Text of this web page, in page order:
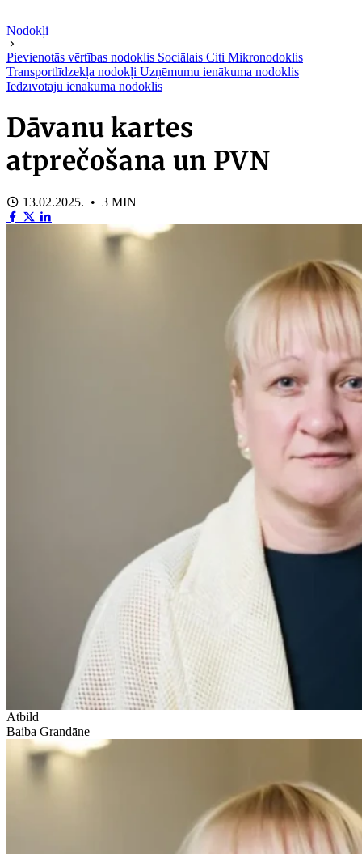
Nodokļi
Pievienotās vērtības nodoklis Sociālais Citi Mikronodoklis
Transportlīdzekļa nodokļi Uzņēmumu ienākuma nodoklis
Iedzīvotāju ienākuma nodoklis
Dāvanu kartes
atprečošana un PVN
13.02.2025. • 3 MIN
Atbild
Baiba Grandāne